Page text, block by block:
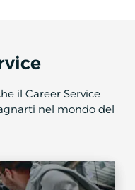
il Career Service
nel mondo del